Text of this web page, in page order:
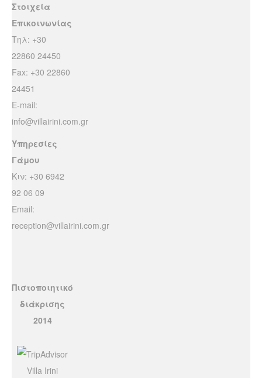
Στοιχεία
Επικοινωνίας
Τηλ: +30
22860 24450
Fax: +30 22860
24451
E-mail:
info@villairini.com.gr
Υπηρεσίες
Γάμου
Κιν: +30 6942
92 06 09
Email:
reception@villairini.com.gr
Πιστοποιητικό
διάκρισης
2014
Villa Irini